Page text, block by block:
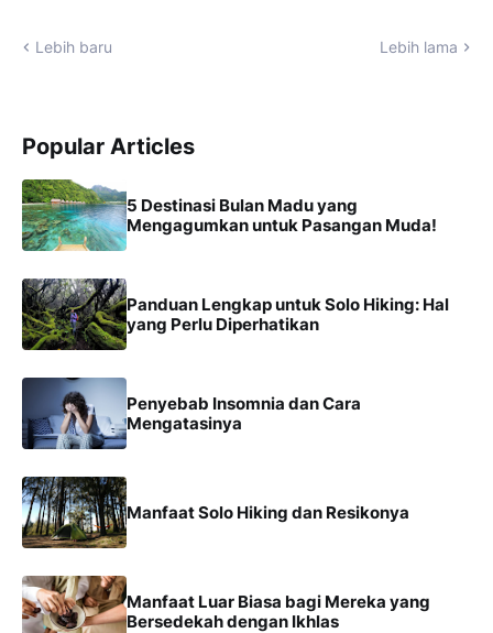
Lebih baru Lebih lama
Popular Articles
5 Destinasi Bulan Madu yang
Mengagumkan untuk Pasangan Muda!
Panduan Lengkap untuk Solo Hiking: Hal
yang Perlu Diperhatikan
Penyebab Insomnia dan Cara
Mengatasinya
Manfaat Solo Hiking dan Resikonya
Manfaat Luar Biasa bagi Mereka yang
Bersedekah dengan Ikhlas